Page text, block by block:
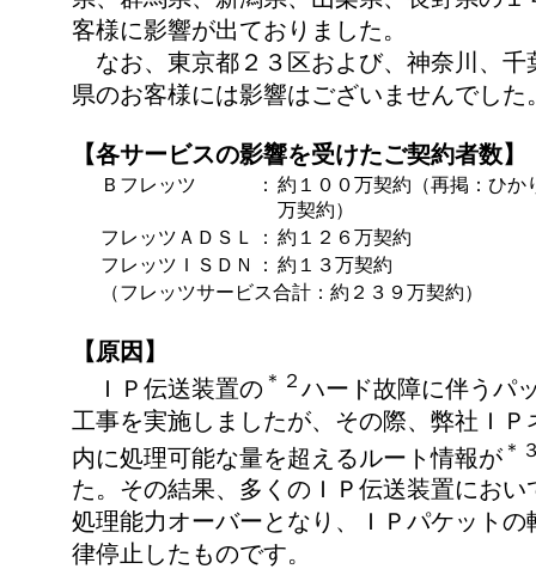
客様に影響が出ておりました。
なお、東京都２３区および、神奈川、千
県のお客様には影響はございませんでした
【各サービスの影響を受けたご契約者数】
Ｂフレッツ ： 約１００万契約（再掲：ひか
万契約）
フレッツＡＤＳＬ
： 約１２６万契約
フレッツＩＳＤＮ
： 約１３万契約
（フレッツサービス合計：約２３９万契約）
【原因】
ＩＰ伝送装置の ＊２ ハード故障に伴うパ
工事を実施しましたが、その際、弊社ＩＰ
内に処理可能な量を超えるルート情報が ＊
た。その結果、多くのＩＰ伝送装置におい
処理能力オーバーとなり、ＩＰパケットの
律停止したものです。